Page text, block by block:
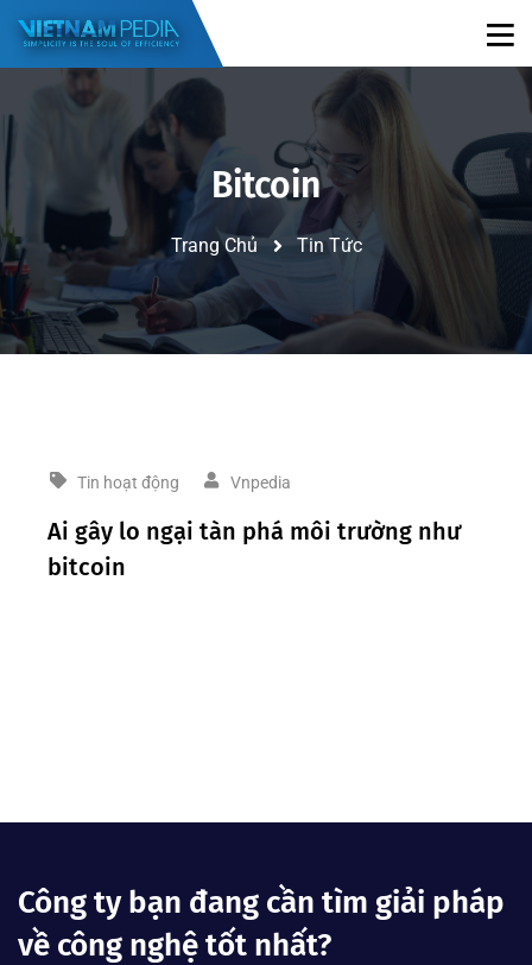
Bitcoin
Trang Chủ Tin Tức
Tin hoạt động Vnpedia
Ai gây lo ngại tàn phá môi trường như
bitcoin
Công ty bạn đang cần tìm giải pháp
về công nghệ tốt nhất?